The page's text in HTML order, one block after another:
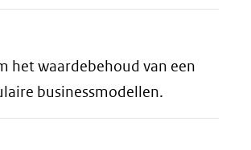
het waardebehoud van een
businessmodellen.